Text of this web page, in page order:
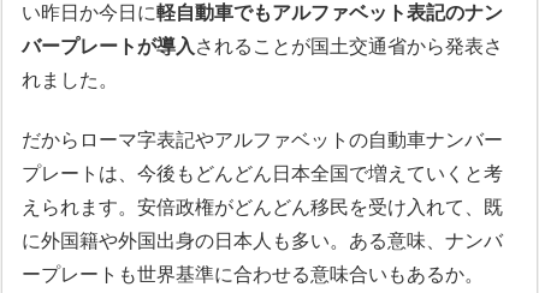
い昨日か今日に軽自動車でもアルファベット表記のナン
バープレートが導入 されることが国土交通省から発表さ
れました。
だからローマ字表記やアルファベットの自動車ナンバー
プレートは、今後もどんどん日本全国で増えていくと考
えられます。安倍政権がどんどん移民を受け入れて、既
に外国籍や外国出身の日本人も多い。ある意味、ナンバ
ープレートも世界基準に合わせる意味合いもあるか。